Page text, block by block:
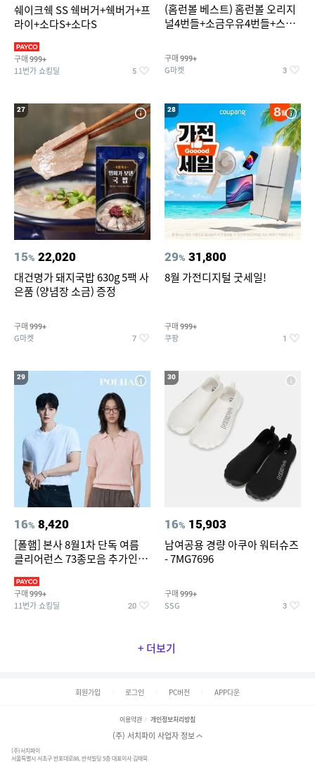
쉐이크쉑 SS 쉑버거+쉑버거+프
라이+소다S+소다S
구매 999+
11번가 쇼킹딜 5
(홈런볼 베스트) 홈런볼 오리지
널4번들+소금우유4번들+스윗
콘맛4번들
구매 999+
G마켓 3
27
15% 22,020
대건명가 돼지국밥 630g 5팩 사
은품 (양념장 소금) 증정
구매 999+
G마켓 7
28
29% 31,800
8월 가전디지털 굿세일!
구매 999+
쿠팡 1
29
16% 8,420
[폴햄] 본사 8월1차 단독 여름
클리어런스 73종모음 추가인하
구매 999+
11번가 쇼킹딜 20
30
16% 15,903
남여공용 경량 아쿠아 워터슈즈
- 7MG7696
구매 999+
SSG 3
+ 더보기
회원가입 로그인 PC버전 APP다운
이용약관 개인정보처리방침
(주) 서치파이 사업자 정보
(주)서치파이
서울특별시 서초구 반포대로88, 반석빌딩 5층 대표이사 김태묵